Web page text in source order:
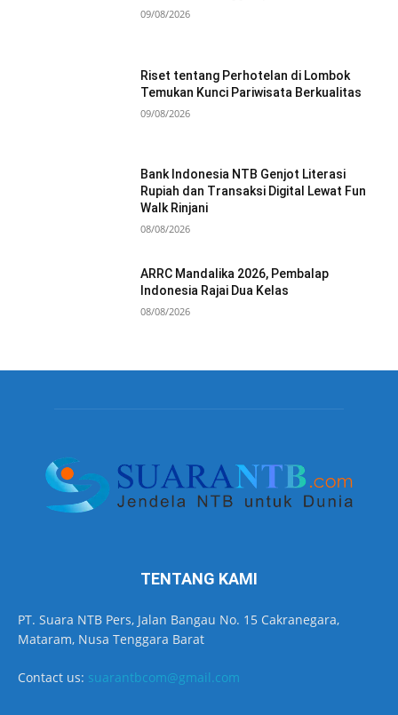
09/08/2026
Riset tentang Perhotelan di Lombok
Temukan Kunci Pariwisata Berkualitas
09/08/2026
Bank Indonesia NTB Genjot Literasi
Rupiah dan Transaksi Digital Lewat Fun
Walk Rinjani
08/08/2026
ARRC Mandalika 2026, Pembalap
Indonesia Rajai Dua Kelas
08/08/2026
TENTANG KAMI
PT. Suara NTB Pers, Jalan Bangau No. 15 Cakranegara,
Mataram, Nusa Tenggara Barat
Contact us: suarantbcom@gmail.com